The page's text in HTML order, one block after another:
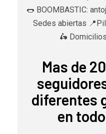
🌭 BOOMBASTIC:
Sedes abiertas
🛵
Mas de
diferentes
en